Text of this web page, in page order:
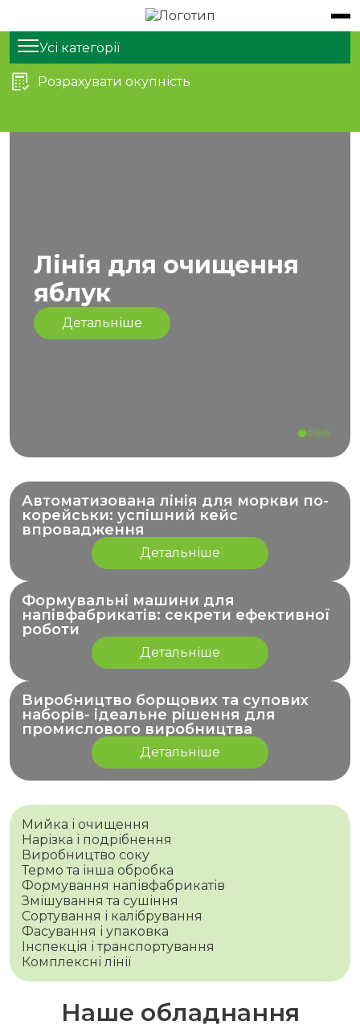
Обладнання
Послуги
Усі категорії
Розрахувати окупність
Мийка і очищення
Нарізка і подрібнення
Виробництво соку
Термо та інша обробка
Формування напівфабрикатів
Змішування та сушіння
Сортування і калібрування
Фасування і упаковка
Інспекція і транспортування
Комплексні лінії
Лінія для очищення
яблук
Детальніше
Автоматизована лінія для моркви по-
корейськи: успішний кейс
впровадження
Детальніше
Формувальні машини для
напівфабрикатів: секрети ефективної
роботи
Детальніше
Виробництво борщових та супових
наборів- ідеальне рішення для
промислового виробництва
Детальніше
Наше обладнання